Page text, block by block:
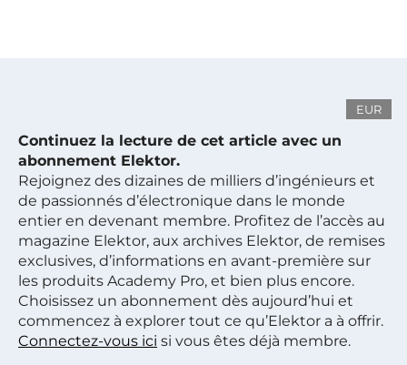
EUR
Continuez la lecture de cet article avec un
abonnement Elektor.
Rejoignez des dizaines de milliers d’ingénieurs et
de passionnés d’électronique dans le monde
entier en devenant membre. Profitez de l’accès au
magazine Elektor, aux archives Elektor, de remises
exclusives, d’informations en avant-première sur
les produits Academy Pro, et bien plus encore.
Choisissez un abonnement dès aujourd’hui et
commencez à explorer tout ce qu’Elektor a à offrir.
Connectez-vous ici si vous êtes déjà membre.